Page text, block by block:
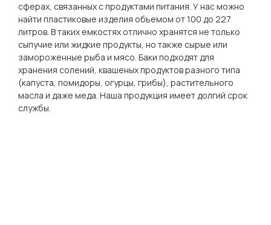
сферах, связанных с продуктами питания. У нас можно
найти пластиковые изделия объемом от 100 до 227
литров. В таких емкостях отлично хранятся не только
сыпучие или жидкие продукты, но также сырые или
замороженные рыба и мясо. Баки подходят для
хранения солений, квашеных продуктов разного типа
(капуста, помидоры, огурцы, грибы), растительного
масла и даже меда. Наша продукция имеет долгий срок
службы.